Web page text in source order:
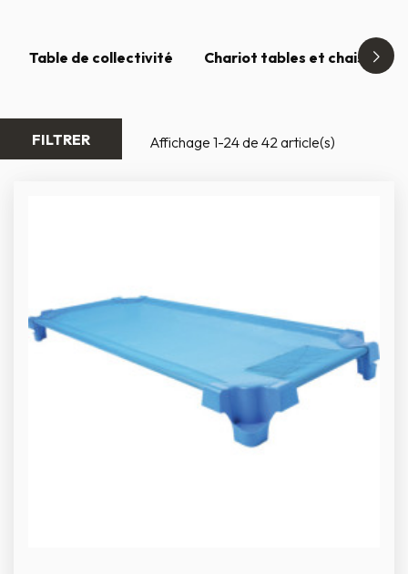
Table de collectivité Chariot tables et chaises
FILTRER Affichage 1-24 de 42 article(s)